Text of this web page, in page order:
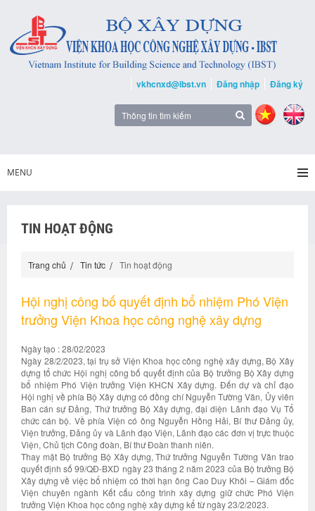
vkhcnxd@ibst.vn Đăng nhập Đăng ký
MENU
TIN HOẠT ĐỘNG
Trang chủ Tin tức Tin hoạt động
Hội nghị công bố quyết định bổ nhiệm Phó Viện
trưởng Viện Khoa học công nghệ xây dựng
Ngày tạo : 28/02/2023
Ngày 28/2/2023, tại trụ sở Viện Khoa học công nghệ xây dựng, Bộ Xây
dựng tổ chức Hội nghị công bố quyết định của Bộ trưởng Bộ Xây dựng
bổ nhiệm Phó Viện trưởng Viện KHCN Xây dựng. Đến dự và chỉ đạo
Hội nghị về phía Bộ Xây dựng có đồng chí Nguyễn Tường Văn, Ủy viên
Ban cán sự Đảng, Thứ trưởng Bộ Xây dựng, đại diện Lãnh đạo Vụ Tổ
chức cán bộ. Về phía Viện có ông Nguyễn Hồng Hải, Bí thư Đảng ủy,
Viện trưởng, Đảng ủy và Lãnh đạo Viện, Lãnh đạo các đơn vị trực thuộc
Viện, Chủ tịch Công đoàn, Bí thư Đoàn thanh niên.
Thay mặt Bộ trưởng Bộ Xây dựng, Thứ trưởng Nguyễn Tường Văn trao
quyết định số 99/QĐ-BXD ngày 23 tháng 2 năm 2023 của Bộ trưởng Bộ
Xây dựng về việc bổ nhiệm có thời hạn ông Cao Duy Khôi – Giám đốc
Viện chuyên ngành Kết cấu công trình xây dựng giữ chức Phó Viện
trưởng Viện Khoa học công nghệ xây dựng kể từ ngày 23/2/2023.